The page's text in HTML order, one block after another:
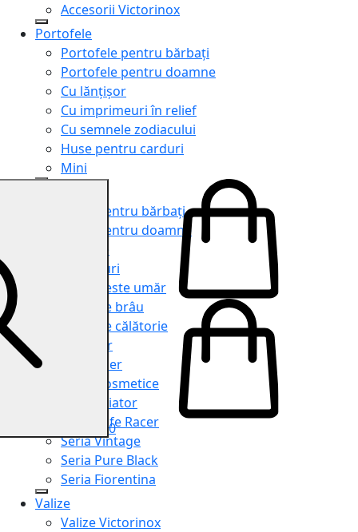
Accesorii Victorinox
Portofele
Portofele pentru bărbați
Portofele pentru doamne
Cu lănțișor
Cu imprimeuri în relief
Cu semnele zodiacului
Huse pentru carduri
Mini
Genți pentru bărbați
Genți pentru doamne
Serviete
Rucsacuri
Genți peste umăr
Genți de brâu
Genți de călătorie
Shopper
Organiser
Truse cosmetice
Seria Aviator
Seria Cafe Racer
Seria Vintage
Seria Pure Black
Seria Fiorentina
Valize
Valize Victorinox
0